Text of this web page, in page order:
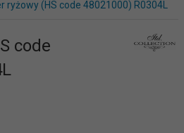
ryżowy (HS code 48021000) R0304L
code